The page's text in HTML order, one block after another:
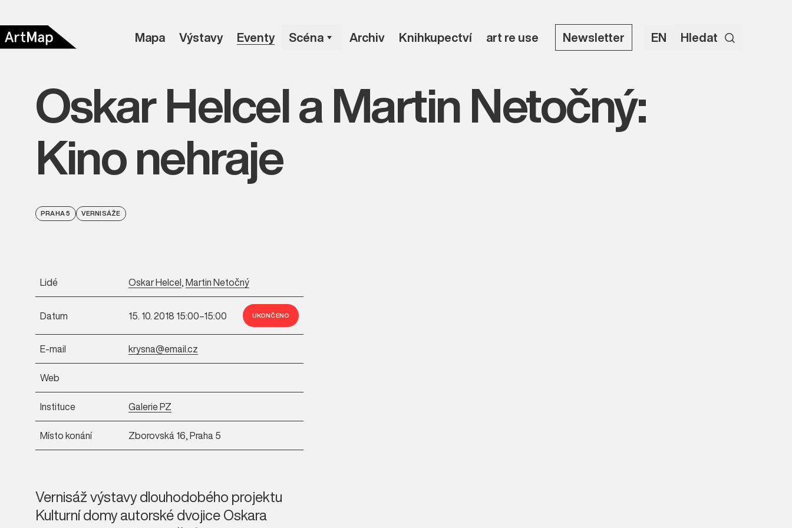
Mapa Výstavy Eventy Scéna Archiv Knihkupectví art re use Newsletter EN Hledat
Oskar Helcel a Martin Netočný:
Kino nehraje
PRAHA 5 VERNISÁŽE
Lidé Oskar Helcel,Martin Netočný
Datum 15. 10. 2018 15:00–15:00 UKONČENO
E-mail krysna@email.cz
Web
Instituce Galerie PZ
Místo konání Zborovská 16, Praha 5
Vernisáž výstavy dlouhodobého projektu
Kulturní domy autorské dvojice Oskara